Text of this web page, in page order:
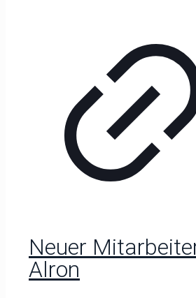
Neuer
Alron